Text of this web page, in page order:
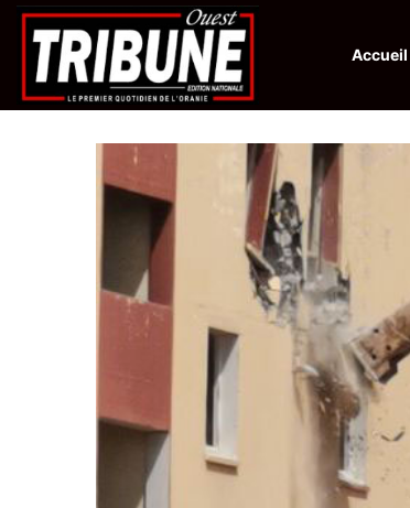
Accueil
Infos en Direct: Protection de la ville sainte d’El-Qods